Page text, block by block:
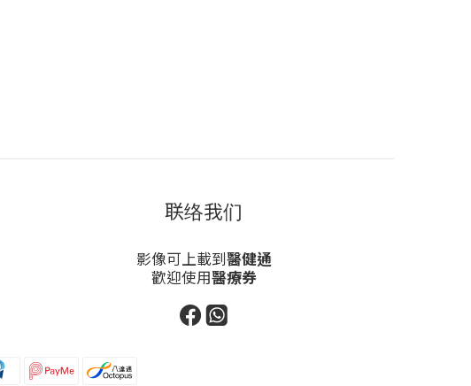
联络我们
影像可上載到醫健通
歡迎使用醫療券